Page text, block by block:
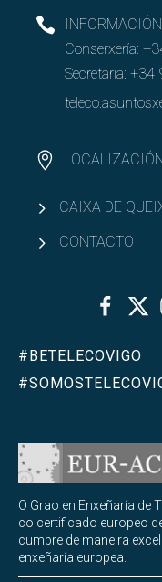
INFORMACIÓN
Conserxería:
Secretaría: +34
CAIXA DE
CONTACTO
Facebook
#BETELECOVIGO
O Grao en Enxeñaría
co certificado europeo
cumpre de maneira
enxeñaría europea.